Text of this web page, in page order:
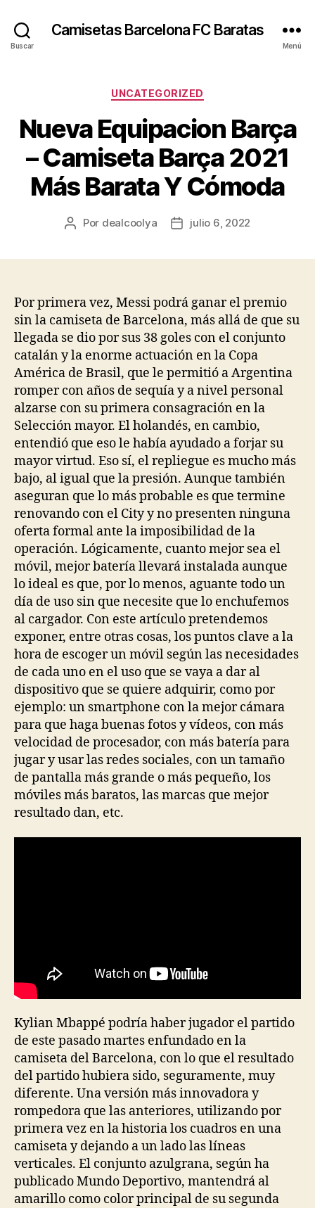
Buscar
Camisetas Barcelona FC Baratas
Menú
Categorías
UNCATEGORIZED
Nueva Equipacion Barça
– Camiseta Barça 2021
Más Barata Y Cómoda
Autor
Por dealcoolya
Fechajulio 6, 2022
Por primera vez, Messi podrá ganar el premio
sin la camiseta de Barcelona, más allá de que su
llegada se dio por sus 38 goles con el conjunto
catalán y la enorme actuación en la Copa
América de Brasil, que le permitió a Argentina
romper con años de sequía y a nivel personal
alzarse con su primera consagración en la
Selección mayor. El holandés, en cambio,
entendió que eso le había ayudado a forjar su
mayor virtud. Eso sí, el repliegue es mucho más
bajo, al igual que la presión. Aunque también
aseguran que lo más probable es que termine
renovando con el City y no presenten ninguna
oferta formal ante la imposibilidad de la
operación. Lógicamente, cuanto mejor sea el
móvil, mejor batería llevará instalada aunque
lo ideal es que, por lo menos, aguante todo un
día de uso sin que necesite que lo enchufemos
al cargador. Con este artículo pretendemos
exponer, entre otras cosas, los puntos clave a la
hora de escoger un móvil según las necesidades
de cada uno en el uso que se vaya a dar al
dispositivo que se quiere adquirir, como por
ejemplo: un smartphone con la mejor cámara
para que haga buenas fotos y vídeos, con más
velocidad de procesador, con más batería para
jugar y usar las redes sociales, con un tamaño
de pantalla más grande o más pequeño, los
móviles más baratos, las marcas que mejor
resultado dan, etc.
Kylian Mbappé podría haber jugador el partido
de este pasado martes enfundado en la
camiseta del Barcelona, con lo que el resultado
del partido hubiera sido, seguramente, muy
diferente. Una versión más innovadora y
rompedora que las anteriores, utilizando por
primera vez en la historia los cuadros en una
camiseta y dejando a un lado las líneas
verticales. El conjunto azulgrana, según ha
publicado Mundo Deportivo, mantendrá al
amarillo como color principal de su segunda